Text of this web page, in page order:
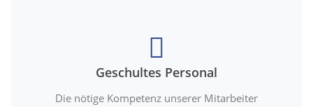
Geschultes Personal
Die nötige Kompetenz unserer Mitarbeiter